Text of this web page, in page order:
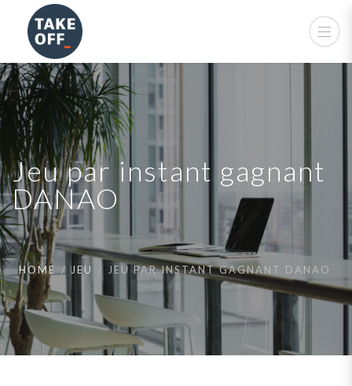
Jeu par instant gagnant
DANAO
HOME JEU JEU PAR INSTANT GAGNANT DANAO